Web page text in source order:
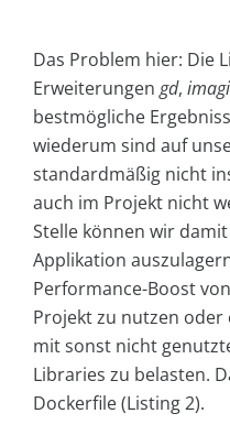
Das Problem hier: Die
Erweiterungen gd,
bestmögliche
wiederum sind auf
standardmäßig nicht
auch im Projekt nicht
Stelle können wir
Applikation
Performance-Boost
Projekt zu nutzen
mit sonst nicht
Libraries zu belasten.
Dockerfile (Listing 2).